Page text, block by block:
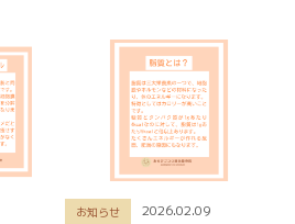
お知らせ 2026.02.09